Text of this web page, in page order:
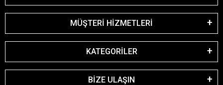
MÜŞTERİ HİZMETLERİ
KATEGORİLER
BİZE ULAŞIN